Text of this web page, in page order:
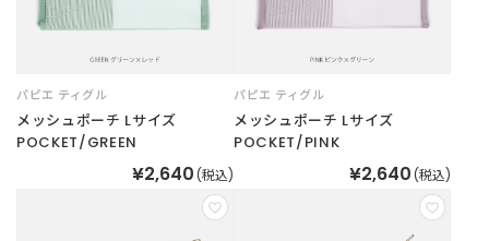
パピエ ティグル
メッシュポーチ Lサイズ
POCKET/GREEN
¥2,640 (税込)
パピエ ティグル
メッシュポーチ Lサイズ
POCKET/PINK
¥2,640 (税込)